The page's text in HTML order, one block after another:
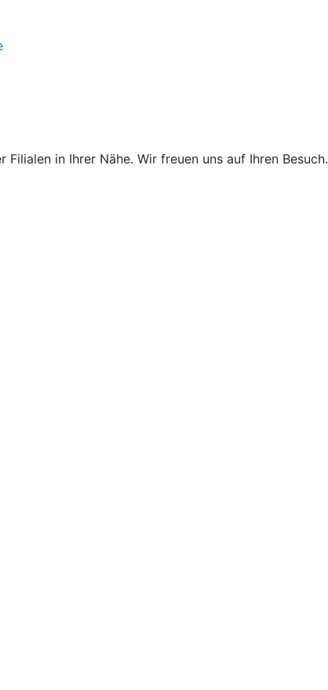
Filialen in Ihrer Nähe. Wir freuen uns auf Ihren Besuch.